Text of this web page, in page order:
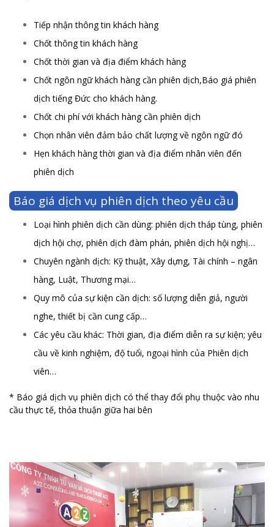
Tiếp nhận thông tin khách hàng
Chốt thông tin khách hàng
Chốt thời gian và địa điểm khách hàng
Chốt ngôn ngữ khách hàng cần phiên dịch,Báo giá phiên
dịch tiếng Đức cho khách hàng.
Chốt chi phí với khách hàng cần phiên dịch
Chọn nhân viên đảm bảo chất lượng về ngôn ngữ đó
Hẹn khách hàng thời gian và địa điểm nhân viên đến
phiên dịch
Báo giá dịch vụ phiên dịch theo yêu cầu
Loại hình phiên dịch cần dùng: phiên dịch tháp tùng, phiên
dịch hội chợ, phiên dịch đàm phán, phiên dịch hội nghị…
Chuyên ngành dịch: Kỹ thuật, Xây dựng, Tài chính – ngân
hàng, Luật, Thương mại…
Quy mô của sự kiện cần dịch: số lượng diễn giả, người
nghe, thiết bị cần cung cấp…
Các yêu cầu khác: Thời gian, địa điểm diễn ra sự kiện; yêu
cầu về kinh nghiệm, độ tuổi, ngoại hình của Phiên dịch
viên…
* Báo giá dịch vụ phiên dịch có thể thay đổi phụ thuộc vào nhu
cầu thực tế, thỏa thuận giữa hai bên